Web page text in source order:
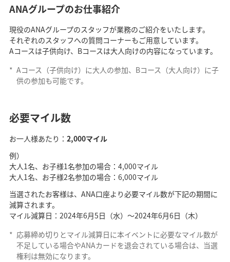
ANAグループのお仕事紹介
現役のANAグループのスタッフが業務のご紹介をいたします。
それぞれのスタッフへの質問コーナーもご用意しています。
Aコースは子供向け、Bコースは大人向けの内容になっています。
* Aコース（子供向け）に大人の参加、Bコース（大人向け）に子
供の参加も可能です。
必要マイル数
お一人様あたり： 2,000マイル
例）
大人1名、お子様1名参加の場合：4,000マイル
大人1名、お子様2名参加の場合：6,000マイル
当選されたお客様は、ANA口座より必要マイル数が下記の期間に
減算されます。
マイル減算日：2024年6月5日（水）～2024年6月6日（木）
* 応募締め切りとマイル減算日に本イベントに必要なマイル数が
不足している場合やANAカードを退会されている場合は、当選
権利は無効になります。